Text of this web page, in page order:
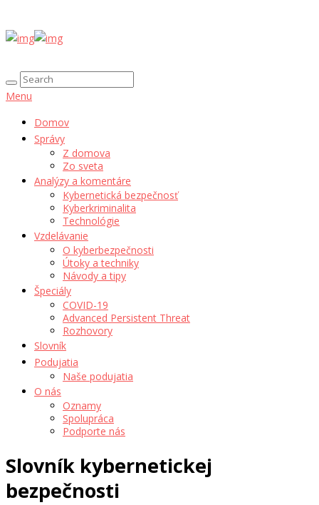
Menu
Domov
Správy
Z domova
Zo sveta
Analýzy a komentáre
Kybernetická bezpečnosť
Kyberkriminalita
Technológie
Vzdelávanie
O kyberbezpečnosti
Útoky a techniky
Návody a tipy
Špeciály
COVID-19
Advanced Persistent Threat
Rozhovory
Slovník
Podujatia
Naše podujatia
O nás
Oznamy
Spolupráca
Podporte nás
Slovník kybernetickej
bezpečnosti